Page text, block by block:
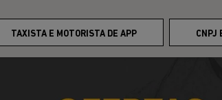
TAXISTA E MOTORISTA DE APP CNPJ